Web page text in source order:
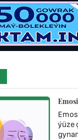
ýüze